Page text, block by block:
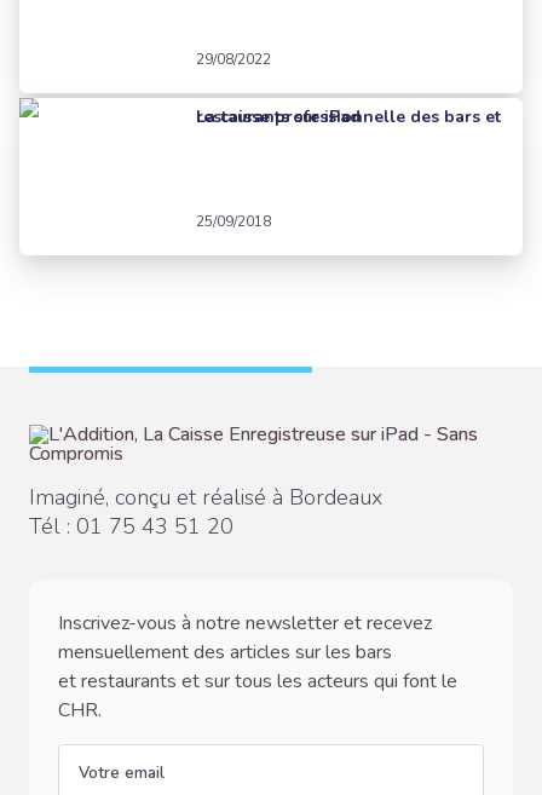
29/08/2022
La caisse professionnelle des bars et restaurants sur iPad
25/09/2018
Imaginé, conçu et réalisé à Bordeaux
Tél : 01 75 43 51 20
Inscrivez-vous à notre newsletter et recevez
mensuellement des articles sur les bars
et restaurants et sur tous les acteurs qui font le
CHR.